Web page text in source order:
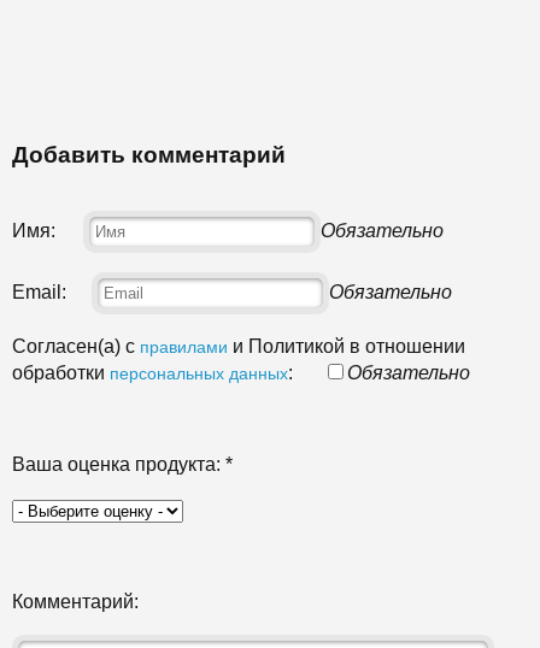
Добавить комментарий
Имя: Обязательно
Email: Обязательно
Согласен(а) с правилами и Политикой в отношении
обработки персональных данных: Обязательно
Ваша оценка продукта: *
Комментарий: